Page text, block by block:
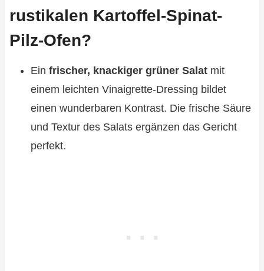
rustikalen Kartoffel-Spinat-
Pilz-Ofen?
Ein frischer, knackiger grüner Salatmit
einem leichten Vinaigrette-Dressing bildet
einen wunderbaren Kontrast. Die frische Säure
und Textur des Salats ergänzen das Gericht
perfekt.